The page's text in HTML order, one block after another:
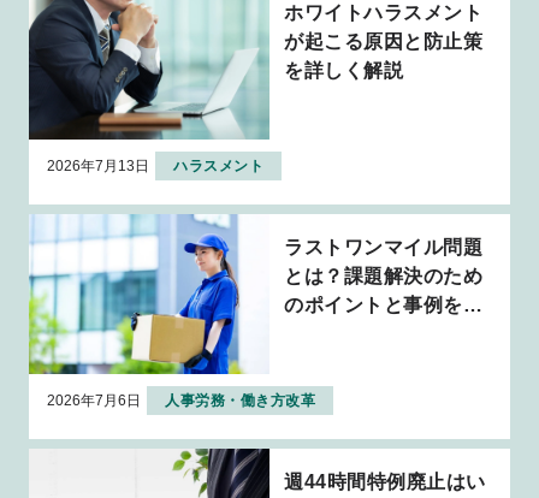
ホワイトハラスメント
が起こる原因と防止策
を詳しく解説
2026年7月13日 ハラスメント
ラストワンマイル問題
とは？課題解決のため
のポイントと事例を解
2026年7月6日 人事労務・働き方改革
週44時間特例廃止はい